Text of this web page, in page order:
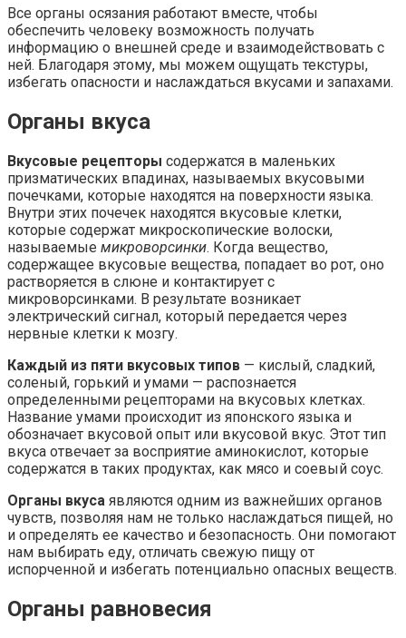
Все органы осязания работают вместе, чтобы
обеспечить человеку возможность получать
информацию о внешней среде и взаимодействовать с
ней. Благодаря этому, мы можем ощущать текстуры,
избегать опасности и наслаждаться вкусами и запахами.
Органы вкуса
Вкусовые рецепторы содержатся в маленьких
призматических впадинах, называемых вкусовыми
почечками, которые находятся на поверхности языка.
Внутри этих почечек находятся вкусовые клетки,
которые содержат микроскопические волоски,
называемые микроворсинки. Когда вещество,
содержащее вкусовые вещества, попадает во рот, оно
растворяется в слюне и контактирует с
микроворсинками. В результате возникает
электрический сигнал, который передается через
нервные клетки к мозгу.
Каждый из пяти вкусовых типов — кислый, сладкий,
соленый, горький и умами — распознается
определенными рецепторами на вкусовых клетках.
Название умами происходит из японского языка и
обозначает вкусовой опыт или вкусовой вкус. Этот тип
вкуса отвечает за восприятие аминокислот, которые
содержатся в таких продуктах, как мясо и соевый соус.
Органы вкуса являются одним из важнейших органов
чувств, позволяя нам не только наслаждаться пищей, но
и определять ее качество и безопасность. Они помогают
нам выбирать еду, отличать свежую пищу от
испорченной и избегать потенциально опасных веществ.
Органы равновесия